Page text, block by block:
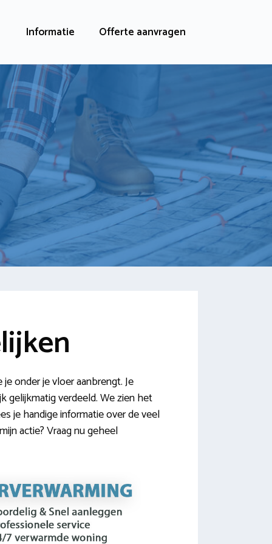
Informatie Offerte aanvragen
onder je vloer aanbrengt. Je
gelijkmatig verdeeld. We zien het
je handige informatie over de veel
actie? Vraag nu geheel